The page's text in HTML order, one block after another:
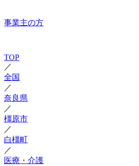
事業主の方
TOP
／
全国
／
奈良県
／
橿原市
／
白橿町
／
医療・介護